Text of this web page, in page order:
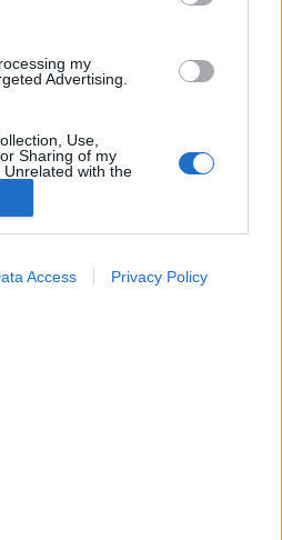
my
Advertising.
Use,
Sharing of my
with the
collected.
Access Privacy Policy